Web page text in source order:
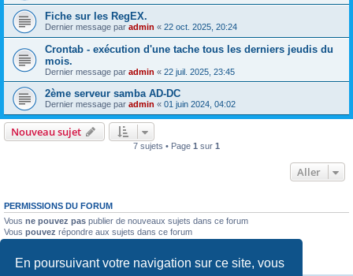
En poursuivant votre navigation sur ce site, vous
Fiche sur les RegEX.
Dernier message par admin « 22 oct. 2025, 20:24
Crontab - exécution d'une tache tous les derniers jeudis du
mois.
Dernier message par admin « 22 juil. 2025, 23:45
2ème serveur samba AD-DC
Dernier message par admin « 01 juin 2024, 04:02
Nouveau sujet
7 sujets • Page 1 sur 1
Aller
PERMISSIONS DU FORUM
Vous ne pouvez pas publier de nouveaux sujets dans ce forum
Vous pouvez répondre aux sujets dans ce forum
Vous ne pouvez pastransférer de pièces jointes dans ce forum